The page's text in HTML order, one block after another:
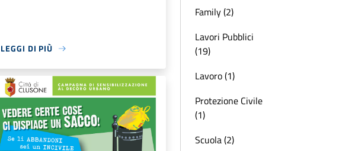
LEGGI DI PIÙ
Family (2)
Lavori Pubblici
(19)
Lavoro (1)
Protezione Civile
(1)
Scuola (2)